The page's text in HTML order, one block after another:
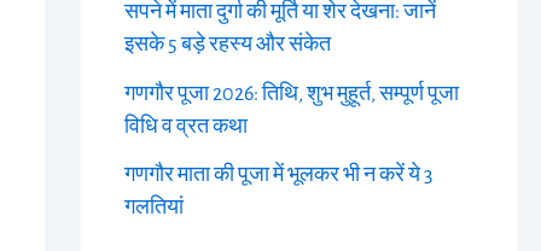
सपने में माता दुर्गा की मूर्ति या शेर देखना: जानें
इसके 5 बड़े रहस्य और संकेत
गणगौर पूजा 2026: तिथि, शुभ मुहूर्त, सम्पूर्ण पूजा
विधि व व्रत कथा
गणगौर माता की पूजा में भूलकर भी न करें ये 3
गलतियां